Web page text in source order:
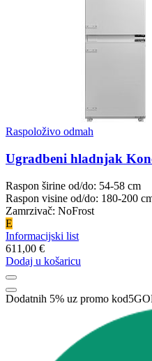
Raspoloživo odmah
Ugradbeni hladnjak
Raspon širine od/do: 54-58 cm
Raspon visine od/do: 180-200
Zamrzivač: NoFrost
E
Informacijski list
611,00 €
Dodaj u košaricu
Dodatnih 5% uz promo kod